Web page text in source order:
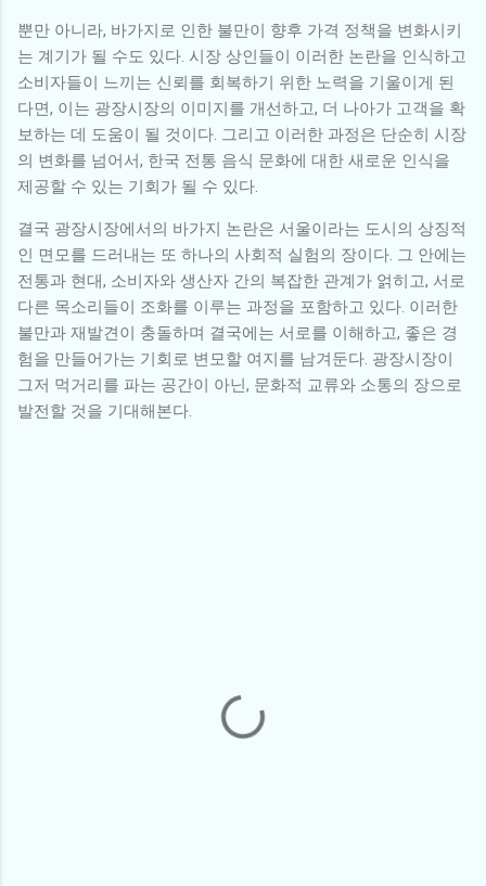
뿐만 아니라, 바가지로 인한 불만이 향후 가격 정책을 변화시키
는 계기가 될 수도 있다. 시장 상인들이 이러한 논란을 인식하고
소비자들이 느끼는 신뢰를 회복하기 위한 노력을 기울이게 된
다면, 이는 광장시장의 이미지를 개선하고, 더 나아가 고객을 확
보하는 데 도움이 될 것이다. 그리고 이러한 과정은 단순히 시장
의 변화를 넘어서, 한국 전통 음식 문화에 대한 새로운 인식을
제공할 수 있는 기회가 될 수 있다.
결국 광장시장에서의 바가지 논란은 서울이라는 도시의 상징적
인 면모를 드러내는 또 하나의 사회적 실험의 장이다. 그 안에는
전통과 현대, 소비자와 생산자 간의 복잡한 관계가 얽히고, 서로
다른 목소리들이 조화를 이루는 과정을 포함하고 있다. 이러한
불만과 재발견이 충돌하며 결국에는 서로를 이해하고, 좋은 경
험을 만들어가는 기회로 변모할 여지를 남겨둔다. 광장시장이
그저 먹거리를 파는 공간이 아닌, 문화적 교류와 소통의 장으로
발전할 것을 기대해본다.